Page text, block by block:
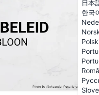
日本
한국